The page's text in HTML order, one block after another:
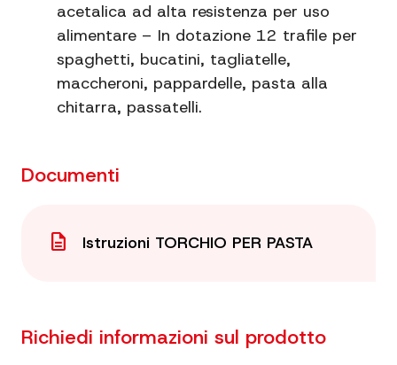
acetalica ad alta resistenza per uso
alimentare – In dotazione 12 trafile per
spaghetti, bucatini, tagliatelle,
maccheroni, pappardelle, pasta alla
chitarra, passatelli.
Documenti
description Istruzioni TORCHIO PER PASTA
Richiedi informazioni sul prodotto